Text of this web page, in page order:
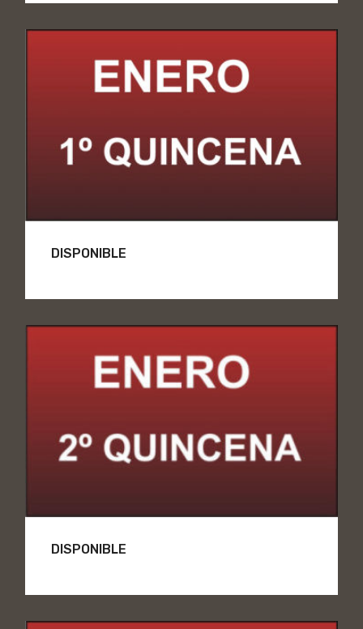
DISPONIBLE
DISPONIBLE